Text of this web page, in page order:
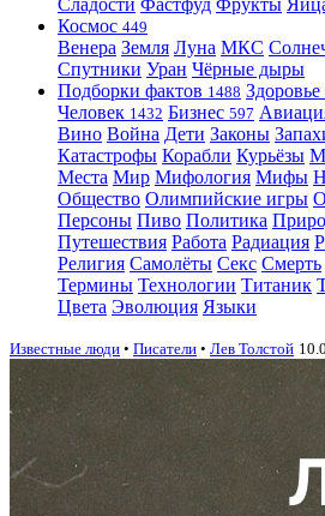
Сладости Фастфуд Фрукты
Космос 449
Венера Земля Луна МКС
Спутники Уран Чёрные дыры
Подборки фактов 1488 Здоровье
Человек 1432 Бизнес 597
Вино Война Дети Законы
Катастрофы Корабли Курьёзы
Места Мир Мифология Мифы
Общество Олимпийские игры
Персоны Пиво Политика
Путешествия Работа Радиация
Религия Самолёты Секс Смерть
Термины Технологии Титаник
Цвета Эволюция Языки
Известные люди • Писатели • Лев Толстой